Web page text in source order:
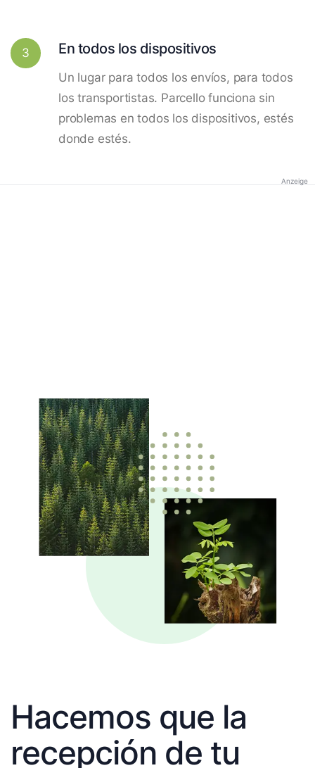
3 En todos los dispositivos
Un lugar para todos los envíos, para todos
los transportistas. Parcello funciona sin
problemas en todos los dispositivos, estés
donde estés.
Anzeige
Hacemos que la
recepción de tu